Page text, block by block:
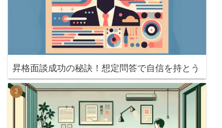
昇格面談成功の秘訣！想定問答で自信を持とう